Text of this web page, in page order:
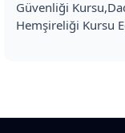
Güvenliği
Hemşireliği Kursu